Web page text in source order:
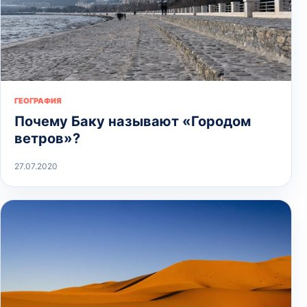
ГЕОГРАФИЯ
Почему Баку называют «Городом
ветров»?
27.07.2020